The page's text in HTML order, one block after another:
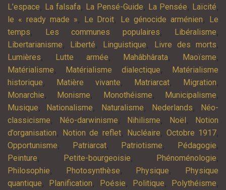
L’espace, La falsafa, La Pensé-Guide, La Pensée, Laïcité,
le « ready made », Le Droit, Le génocide arménien,
Le
temps, Les communes populaires, Libéralisme,
Libertarianisme, Liberté, Linguistique, Livre des morts,
Lumières, Lutte armée, Mahâbhârata, Maoïsme,
Matérialisme, Matérialisme dialectique,
Matérialisme
historique, Matière vivante, Matriarcat, Migration,
Monarchie, Monisme, Monothéisme, Municipalisme,
Musique, Nationalisme, Naturalisme, Nederlands,
Néo-
classicisme, Néo-darwinisme, Nihilisme, Noël ,
Notion
d’organisation, Notion de reflet, Nucléaire, Octobre 1917,
Opportunisme, Patriarcat, Patriotisme, Pédagogie,
Peinture, Petite-bourgeoisie, Phénoménologie,
Philosophie, Photosynthèse, Physique,
Physique
quantique, Planification, Poésie, Politique, Polythéisme,